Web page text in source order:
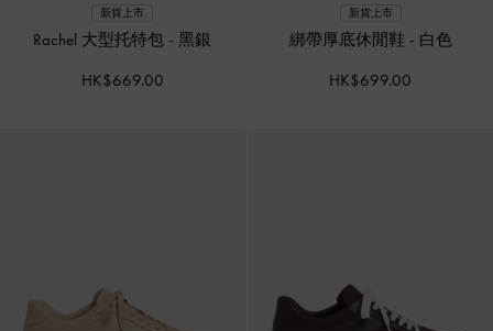
新貨上市
Rachel 大型托特包 -黑銀
HK$669.00
新貨上市
綁帶厚底休閒鞋 - 白色
HK$699.00